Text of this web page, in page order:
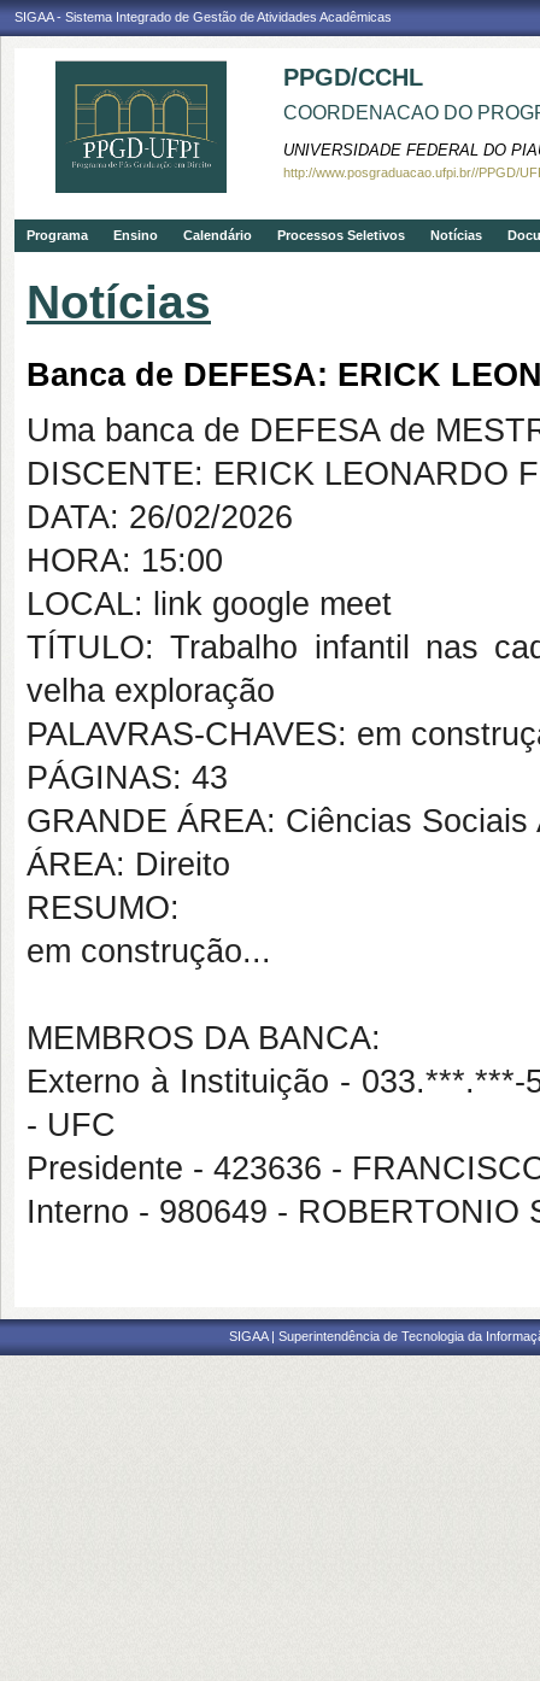
SIGAA - Sistema Integrado de Gestão de Atividades Acadêmicas
PPGD/CCHL
COORDENACAO DO
UNIVERSIDADE FEDERAL DO
http://www.posgraduacao.ufpi.br//PPGD/
Programa Ensino Calendário Processos Seletivos Notícias
Notícias
Banca de DEFESA: ERICK
Uma banca de DEFESA de
DISCENTE: ERICK LEONARDO
DATA: 26/02/2026
HORA: 15:00
LOCAL: link google meet
TÍTULO: Trabalho infantil nas
velha exploração
PALAVRAS-CHAVES: em
PÁGINAS: 43
GRANDE ÁREA: Ciências Sociais
ÁREA: Direito
RESUMO:
em construção...
MEMBROS DA BANCA:
Externo à Instituição -
- UFC
Presidente - 423636 -
Interno - 980649 - ROBERTONIO
SIGAA | Superintendência de Tecnologia da